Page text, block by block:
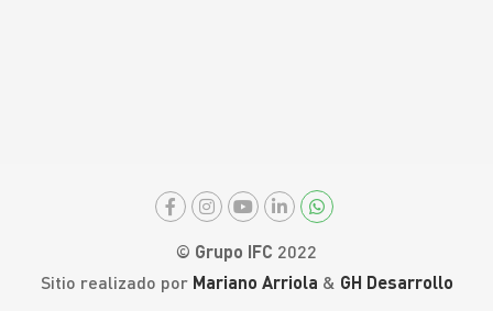
© Grupo IFC 2022
Sitio realizado por Mariano Arriola & GH Desarrollo